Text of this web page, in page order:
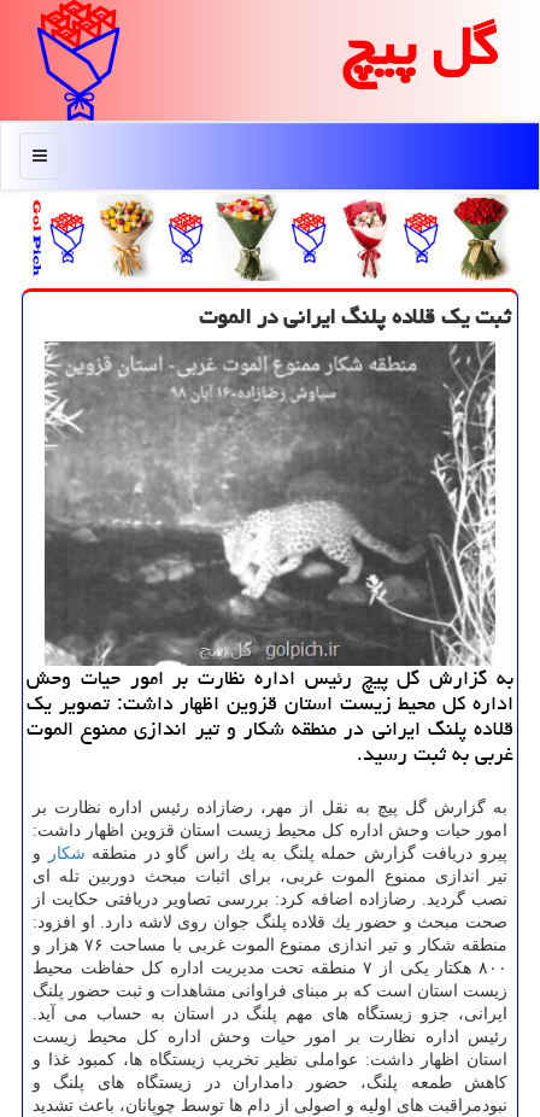
گل پیچ
منو
ثبت یك قلاده پلنگ ایرانی در الموت
به گزارش گل پیچ رئیس اداره نظارت بر امور حیات وحش
اداره كل محیط زیست استان قزوین اظهار داشت: تصویر یك
قلاده پلنگ ایرانی در منطقه شكار و تیر اندازی ممنوع الموت
غربی به ثبت رسید.
به گزارش گل پیچ به نقل از مهر، رضازاده رئیس اداره نظارت بر
امور حیات وحش اداره كل محیط زیست استان قزوین اظهار داشت:
پیرو دریافت گزارش حمله پلنگ به یك راس گاو در منطقه شكار
و
تیر اندازی ممنوع الموت غربی، برای اثبات مبحث دوربین تله ای
نصب گردید. رضازاده اضافه كرد: بررسی تصاویر دریافتی حكایت از
صحت مبحث و حضور یك قلاده پلنگ جوان روی لاشه دارد. او افزود:
منطقه شكار و تیر اندازی ممنوع الموت غربی با مساحت ۷۶ هزار و
۸۰۰ هكتار یكی از ۷ منطقه تحت مدیریت اداره كل حفاظت محیط
زیست استان است كه بر مبنای فراوانی مشاهدات و ثبت حضور پلنگ
ایرانی، جزو زیستگاه های مهم پلنگ در استان به حساب می آید.
رئیس اداره نظارت بر امور حیات وحش اداره كل محیط زیست
استان اظهار داشت: عواملی نظیر تخریب زیستگاه ها، كمبود غذا و
كاهش طمعه پلنگ، حضور دامداران در زیستگاه های پلنگ و
نبودمراقبت های اولیه و اصولی از دام ها توسط چوپانان، باعث تشدید